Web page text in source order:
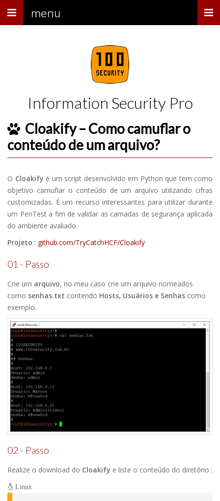
Menu menu
Information Security Pro
Cloakify – Como camuflar o
conteúdo de um arquivo?
O Cloakify é um script desenvolvido em Python que tem como
objetivo camuflar o conteúdo de um arquivo utilizando cifras
customizadas. É um recurso interessantes para utilizar durante
um PenTest a fim de validar as camadas de segurança aplicada
do ambiente avaliado.
Projeto : github.com/TryCatchHCF/Cloakify
01 - Passo
Crie um arquivo, no meu caso crie um arquivo nomeados
como senhas.txt contendo Hosts, Usuários e Senhas como
exemplo.
02 - Passo
Realize o download do Cloakify e liste o conteúdo do diretório :
Linux